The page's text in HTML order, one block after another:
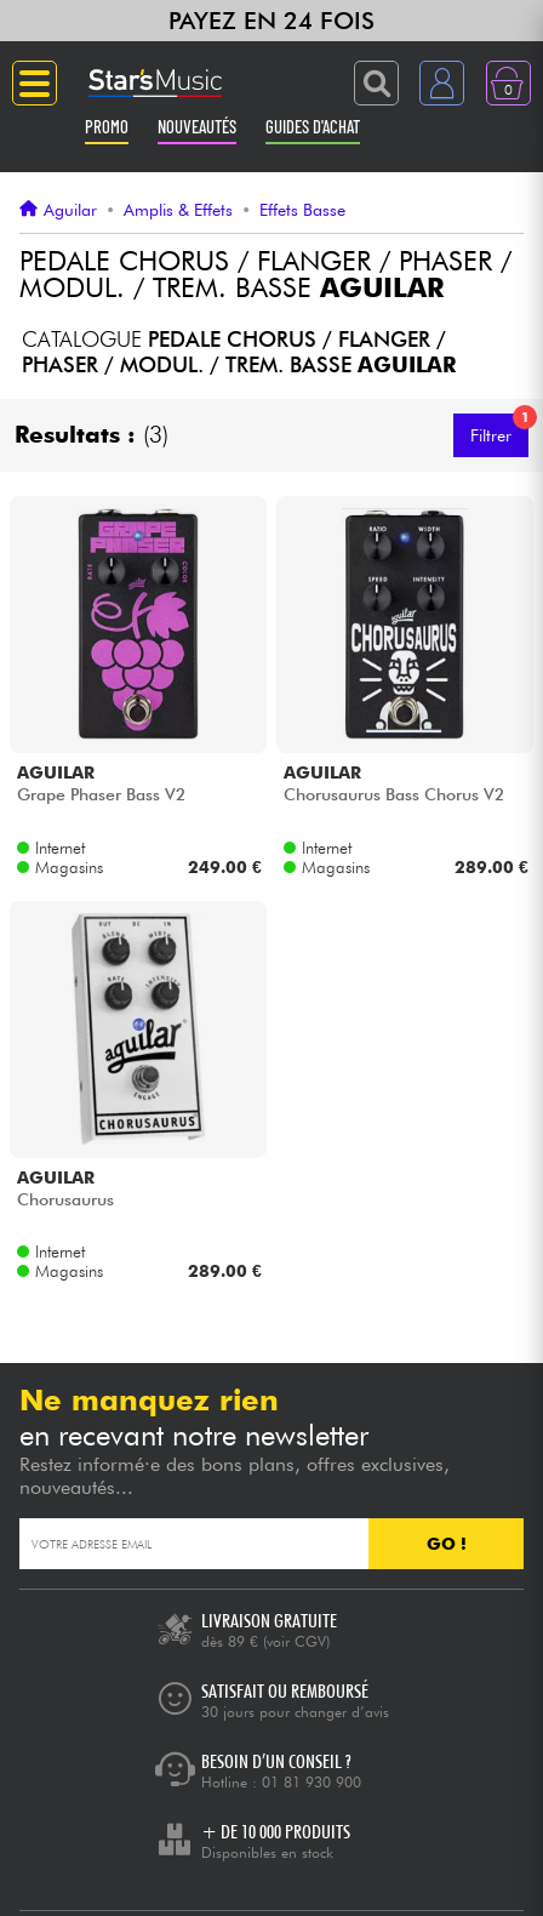
PAYEZ EN 24 FOIS
0
PROMO NOUVEAUTÉS GUIDES D'ACHAT
Guitares & Basses
Claviers & Pianos
Synthés & Sampleurs
Home Studio
Casques
Micros & HF
DJ
Vents
Violons & Quatuor
Eveil Musical
Câbles & Access.
HiFi
Packs
Aguilar • Amplis & Effets • Effets Basse
PEDALE CHORUS / FLANGER / PHASER /
MODUL. / TREM. BASSE AGUILAR
CATALOGUE PEDALE CHORUS / FLANGER /
PHASER / MODUL. / TREM. BASSE AGUILAR
Resultats : (3)
1
Filtrer
AGUILAR
Grape Phaser Bass V2
Internet
Magasins
249.00 €
AGUILAR
Chorusaurus Bass Chorus V2
Internet
Magasins
289.00 €
AGUILAR
Chorusaurus
Internet
Magasins
289.00 €
Ne manquez rien
en recevant notre newsletter
Restez informé·e des bons plans, offres exclusives,
nouveautés...
GO !
LIVRAISON GRATUITE
dès 89 € (voir CGV)
SATISFAIT OU REMBOURSÉ
30 jours pour changer d’avis
BESOIN D’UN CONSEIL ?
Hotline : 01 81 930 900
+ DE 10 000 PRODUITS
Disponibles en stock